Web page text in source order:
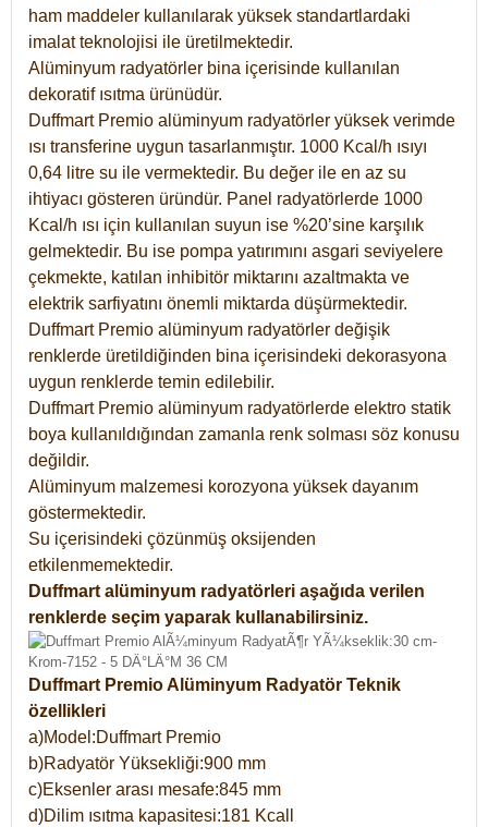
ham maddeler kullanılarak yüksek standartlardaki
imalat teknolojisi ile üretilmektedir.
Alüminyum radyatörler bina içerisinde kullanılan
dekoratif ısıtma ürünüdür.
Duffmart Premio alüminyum radyatörler yüksek verimde
ısı transferine uygun tasarlanmıştır. 1000 Kcal/h ısıyı
0,64 litre su ile vermektedir. Bu değer ile en az su
ihtiyacı gösteren üründür. Panel radyatörlerde 1000
Kcal/h ısı için kullanılan suyun ise %20’sine karşılık
gelmektedir. Bu ise pompa yatırımını asgari seviyelere
çekmekte, katılan inhibitör miktarını azaltmakta ve
elektrik sarfiyatını önemli miktarda düşürmektedir.
Duffmart Premio alüminyum radyatörler değişik
renklerde üretildiğinden bina içerisindeki dekorasyona
uygun renklerde temin edilebilir.
Duffmart Premio alüminyum radyatörlerde elektro statik
boya kullanıldığından zamanla renk solması söz konusu
değildir.
Alüminyum malzemesi korozyona yüksek dayanım
göstermektedir.
Su içerisindeki çözünmüş oksijenden
etkilenmemektedir.
Duffmart alüminyum radyatörleri aşağıda verilen
renklerde seçim yaparak kullanabilirsiniz.
Duffmart Premio Alüminyum Radyatör Teknik
özellikleri
a)Model:Duffmart Premio
b)Radyatör Yüksekliği:900 mm
c)Eksenler arası mesafe:845 mm
d)Dilim ısıtma kapasitesi:181 Kcall